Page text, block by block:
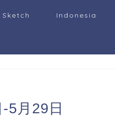
Sketch Indonesia
5月29日